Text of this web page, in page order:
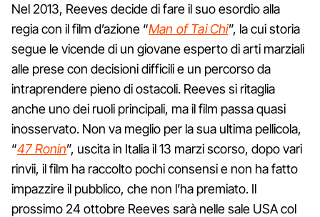
Nel 2013, Reeves decide di fare il suo esordio alla
regia con il film d’azione “Man of Tai Chi”, la cui storia
segue le vicende di un giovane esperto di arti marziali
alle prese con decisioni difficili e un percorso da
intraprendere pieno di ostacoli. Reeves si ritaglia
anche uno dei ruoli principali, ma il film passa quasi
inosservato. Non va meglio per la sua ultima pellicola,
“47 Ronin”, uscita in Italia il 13 marzi scorso, dopo vari
rinvii, il film ha raccolto pochi consensi e non ha fatto
impazzire il pubblico, che non l’ha premiato. Il
prossimo 24 ottobre Reeves sarà nelle sale USA col